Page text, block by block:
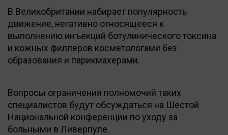
В Великобритании набирает популярность
движение, негативно относящееся к
выполнению инъекций ботулинического токсина
и кожных филлеров косметологами без
образования и парикмахерами.
Вопросы ограничения полномочий таких
специалистов будут обсуждаться на Шестой
Национальной конференции по уходу за
больными в Ливерпуле.